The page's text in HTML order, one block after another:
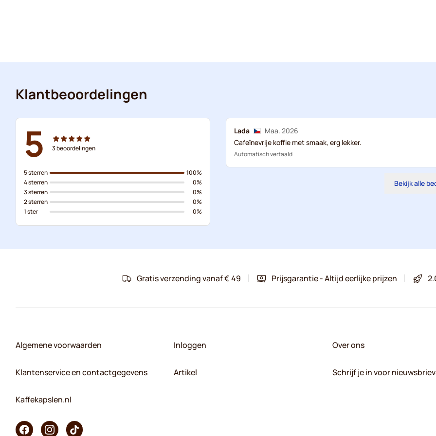
Klantbeoordelingen
5 3beoordelingen
5 sterren
4 sterren
3 sterren
2 sterren
1 ster
100%
0%
0%
0%
0%
Lada
Maa. 2026
Cafeïnevrije koffie met smaak, erg lekker.
Automatisch vertaald
Bekijk alle
Gratis verzending vanaf € 49 Prijsgarantie - Altijd eerlijke prijzen
Algemene voorwaarden
Klantenservice en contactgegevens
Kaffekapslen.nl
Inloggen
Artikel
Over ons
Schrijf je in voor